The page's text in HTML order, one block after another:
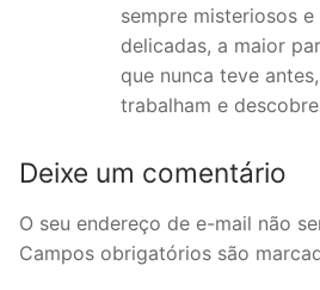
sempre misteriosos e
delicadas, a maior
que nunca teve
trabalham e
Deixe um comentário
O seu endereço de e-mail não
Campos obrigatórios são